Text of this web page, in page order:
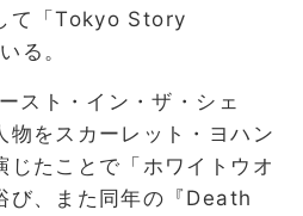
て「Tokyo Story
る。
スト・イン・ザ・シェ
物をスカーレット・ヨハン
じたことで「ホワイトウオ
び、また同年の『Death